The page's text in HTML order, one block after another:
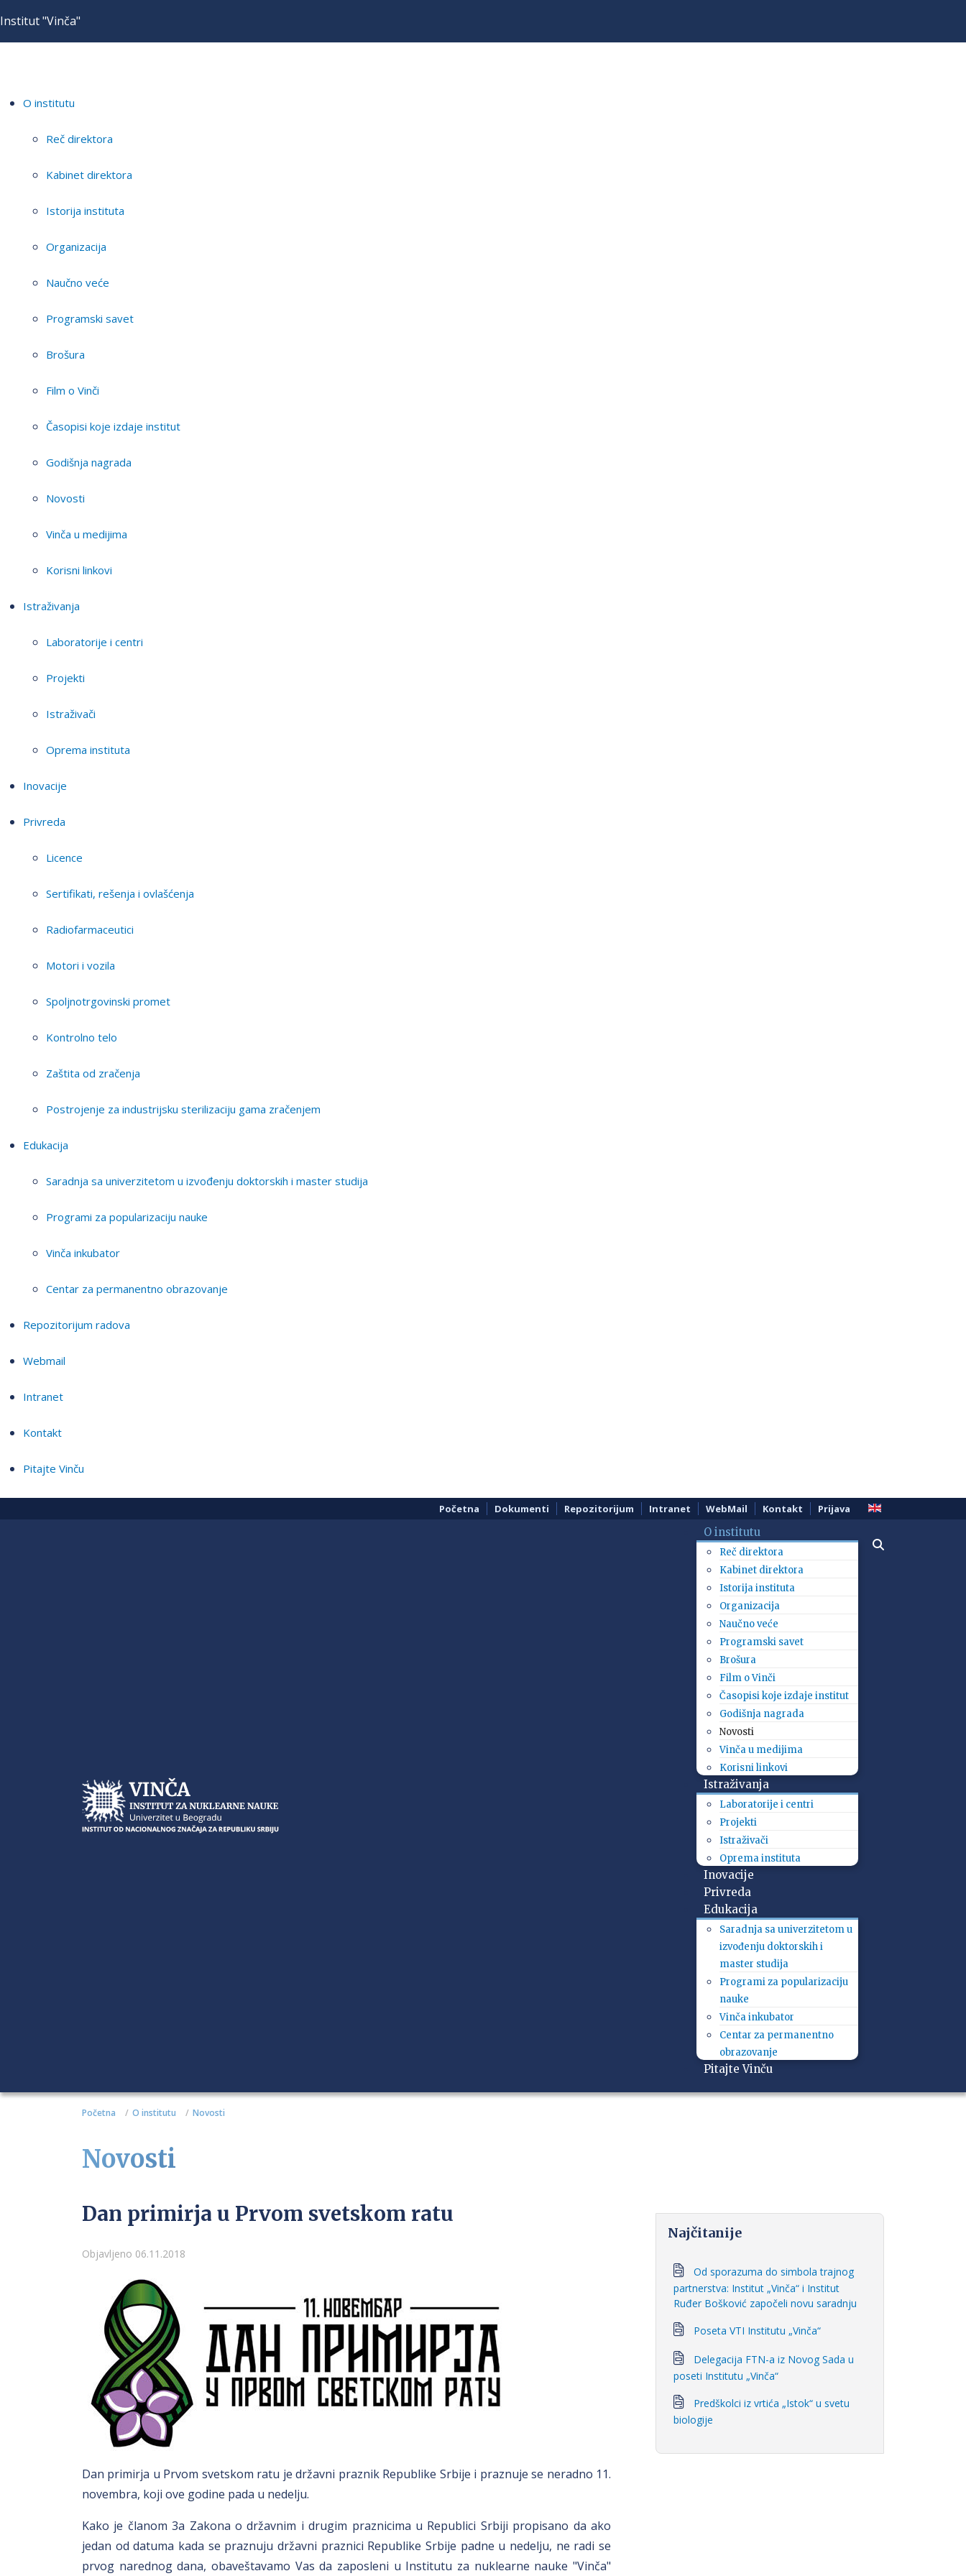
Institut "Vinča"
O institutu
Reč direktora
Kabinet direktora
Istorija instituta
Organizacija
Naučno veće
Programski savet
Brošura
Film o Vinči
Časopisi koje izdaje institut
Godišnja nagrada
Novosti
Vinča u medijima
Korisni linkovi
Istraživanja
Laboratorije i centri
Projekti
Istraživači
Oprema instituta
Inovacije
Privreda
Licence
Sertifikati, rešenja i ovlašćenja
Radiofarmaceutici
Motori i vozila
Spoljnotrgovinski promet
Kontrolno telo
Zaštita od zračenja
Postrojenje za industrijsku sterilizaciju gama zračenjem
Edukacija
Saradnja sa univerzitetom u izvođenju doktorskih i master studija
Programi za popularizaciju nauke
Vinča inkubator
Centar za permanentno obrazovanje
Repozitorijum radova
Webmail
Intranet
Kontakt
Pitajte Vinču
Početna Dokumenti Repozitorijum Intranet WebMail Kontakt Prijava
O institutu
Reč direktora
Kabinet direktora
Istorija instituta
Organizacija
Naučno veće
Programski savet
Brošura
Film o Vinči
Časopisi koje izdaje institut
Godišnja nagrada
Novosti
Vinča u medijima
Korisni linkovi
Istraživanja
Laboratorije i centri
Projekti
Istraživači
Oprema instituta
Inovacije
Privreda
Edukacija
Saradnja sa univerzitetom u
izvođenju doktorskih i
master studija
Programi za popularizaciju
nauke
Vinča inkubator
Centar za permanentno
obrazovanje
Pitajte Vinču
Početna O institutu Novosti
Novosti
Dan primirja u Prvom svetskom ratu
Detalji
Objavljeno 06.11.2018
Dan primirja u Prvom svetskom ratu je državni praznik Republike Srbije i praznuje se neradno 11.
novembra, koji ove godine pada u nedelju.
Kako je članom 3a Zakona o državnim i drugim praznicima u Republici Srbiji propisano da ako
jedan od datuma kada se praznuju državni praznici Republike Srbije padne u nedelju, ne radi se
prvog narednog dana, obaveštavamo Vas da zaposleni u Institutu za nuklearne nauke "Vinča"
Najčitanije
Od sporazuma do simbola trajnog
partnerstva: Institut „Vinča“ i Institut
Ruđer Bošković započeli novu saradnju
Poseta VTI Institutu „Vinča“
Delegacija FTN-a iz Novog Sada u
poseti Institutu „Vinča“
Predškolci iz vrtića „Istok“ u svetu
biologije